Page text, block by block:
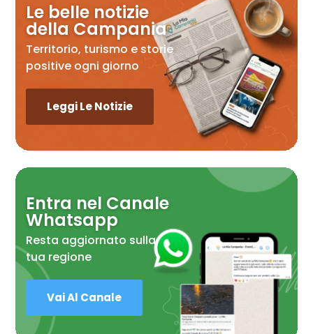
Le belle notizie
della Campania
Territorio, turismo e storie
positive ogni giorno
Leggi Le Notizie
Entra nel Canale
Whatsapp
Resta aggiornato sulla
tua regione
Vai Al Canale